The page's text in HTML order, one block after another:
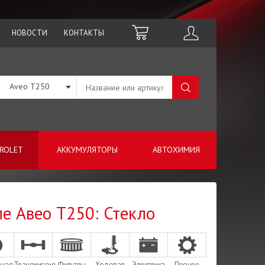
НОВОСТИ КОНТАКТЫ
АККУМУЛЯТОРЫ АВТОХИМИЯ
Aveo T250
Авео Т250: Стекло